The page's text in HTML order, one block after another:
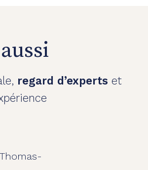
regard d’experts et
Thomas-